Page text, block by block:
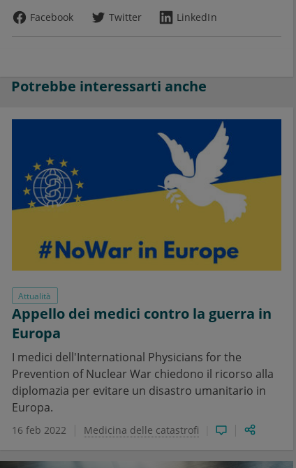
Facebook
Twitter LinkedIn
Potrebbe interessarti anche
Attualità
Appello dei medici contro la guerra in
Europa
I medici dell'International Physicians for the
Prevention of Nuclear War chiedono il ricorso alla
diplomazia per evitare un disastro umanitario in
Europa.
16 feb 2022 Medicina delle catastrofi